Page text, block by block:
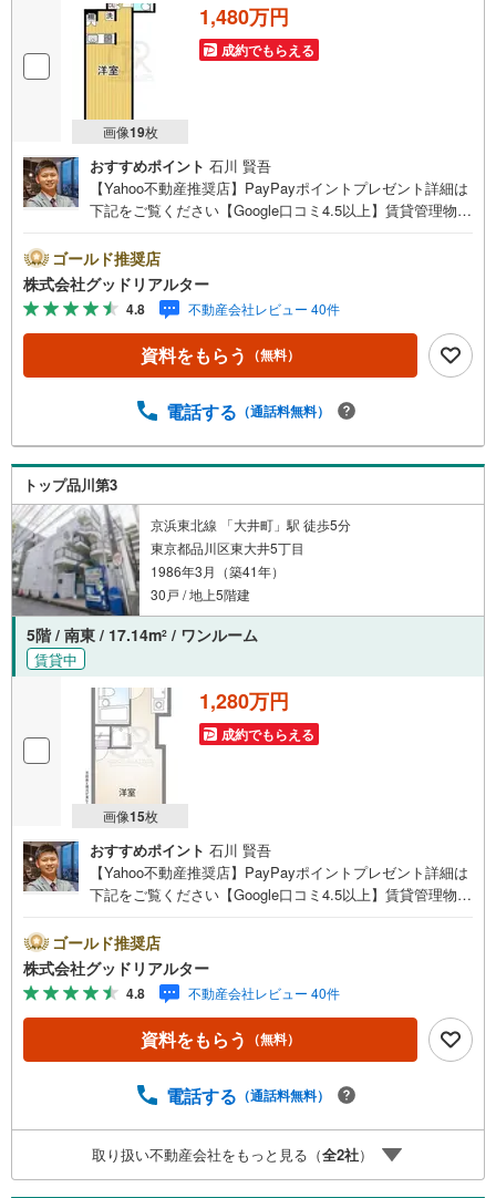
画像19枚
1,480万円
成約でもらえる
おすすめポイント 石川 賢吾
【Yahoo不動産推奨店】PayPayポイントプレゼント詳細は
下記をご覧ください【Google口コミ4.5以上】賃貸管理物件
介です。投資用マンションを購入する際、最大のリスクは
空室リスクです。利回りがいくら高かろうとも、空室が続
いてしまえば、絵に描いた餅になってしまいます。弊社で
ご紹介するマンションは、人気エリアのお薦め物件はもち
ろんのこと、エリアのニーズに合った人気のお部屋等、賃
貸営業経験スタッフの培ってきた知識と経験を基に物件を
ての対策はお任せください。掲載されている物件は、弊社
い合わせください。※記載賃料等の収入や利回りは、将来に
わたり、得られることを保証するものではありません。※賃
料等については、賃貸中のものについては現在の賃料等
で、空室または所有者居住中等のものについては、周辺の
賃料相場に基づき、満室時を想定して表示しています。
ゴールド推奨店
株式会社グッドリアルター
4.8 不動産会社レビュー 40件
資料をもらう （無料）
電話する （通話料無料）
トップ品川第3
京浜東北線 「大井町」駅 徒歩5分
東京都品川区東大井5丁目
1986年3月（築41年）
30戸 / 地上5階建
5階 / 南東 / 17.14m2 / ワンルーム
賃貸中
画像15枚
1,280万円
成約でもらえる
おすすめポイント 石川 賢吾
【Yahoo不動産推奨店】PayPayポイントプレゼント詳細は
下記をご覧ください【Google口コミ4.5以上】賃貸管理物件
介です。投資用マンションを購入する際、最大のリスクは
空室リスクです。利回りがいくら高かろうとも、空室が続
いてしまえば、絵に描いた餅になってしまいます。弊社で
ご紹介するマンションは、人気エリアのお薦め物件はもち
ろんのこと、エリアのニーズに合った人気のお部屋等、賃
貸営業経験スタッフの培ってきた知識と経験を基に物件を
ての対策はお任せください。掲載されている物件は、弊社
い合わせください。※記載賃料等の収入や利回りは、将来に
わたり、得られることを保証するものではありません。※賃
料等については、賃貸中のものについては現在の賃料等
ゴールド推奨店
株式会社グッドリアルター
4.8 不動産会社レビュー 40件
資料をもらう （無料）
電話する （通話料無料）
取り扱い不動産会社をもっと見る（全2社）